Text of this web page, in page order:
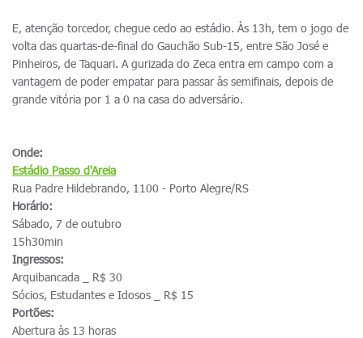
E, atenção torcedor, chegue cedo ao estádio. Às 13h, tem o jogo de
volta das quartas-de-final do Gauchão Sub-15, entre São José e
Pinheiros, de Taquari. A gurizada do Zeca entra em campo com a
vantagem de poder empatar para passar às semifinais, depois de
grande vitória por 1 a 0 na casa do adversário.
Onde:
Estádio Passo d'Areia
Rua Padre Hildebrando, 1100 - Porto Alegre/RS
Horário:
Sábado, 7 de outubro
15h30min
Ingressos:
Arquibancada _ R$ 30
Sócios, Estudantes e Idosos _ R$ 15
Portões:
Abertura às 13 horas